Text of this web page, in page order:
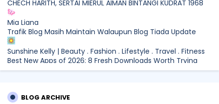
CHECH HARITH, SERTAI MIERUL AIMAN BINTANGI KUDRAT 1968
Mia Liana
Trafik Blog Masih Maintain Walaupun Blog Tiada Update
Sunshine Kelly | Beauty . Fashion . Lifestyle . Travel . Fitness
Best New Apps of 2026: 8 Fresh Downloads Worth Trying
Laser Works Differently.
BLOG ARCHIVE